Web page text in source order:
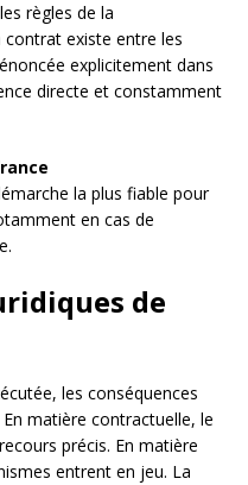
règles de la
contrat existe entre les
explicitement dans
directe et constamment
la plus fiable pour
en cas de
de
les conséquences
matière contractuelle, le
précis. En matière
entrent en jeu. La